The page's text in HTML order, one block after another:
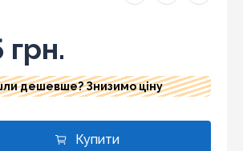
грн.
дешевше? Знизимо ціну
Купити
ціну потрібного Вам товару
... дайте нам знати, і ми будемо